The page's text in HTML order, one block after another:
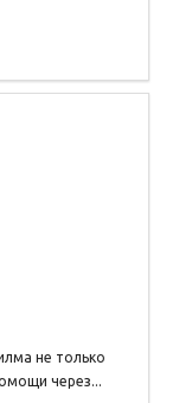
не только
через...